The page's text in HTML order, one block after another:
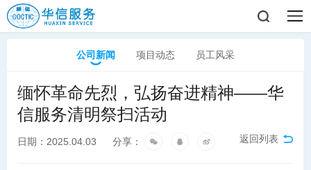
公司新闻 项目动态 员工风采
缅怀革命先烈，弘扬奋进精神——华
信服务清明祭扫活动
日期：2025.04.03 分享： 返回列表